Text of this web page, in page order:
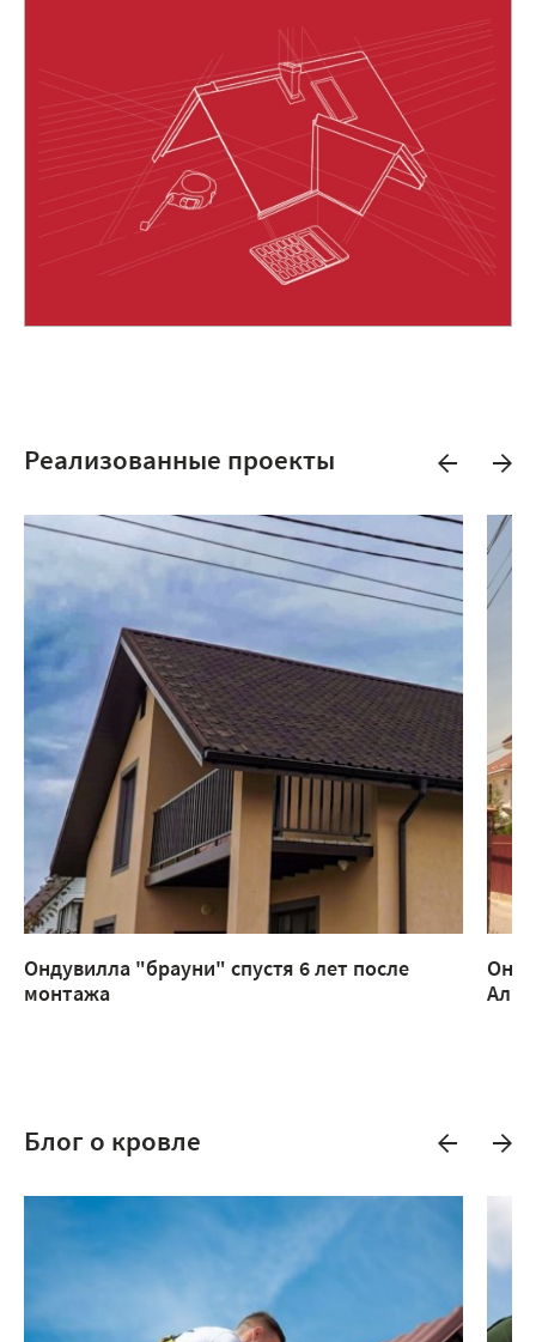
Реализованные проекты
Ондувилла "брауни" спустя 6 лет после
монтажа
Блог о кровле